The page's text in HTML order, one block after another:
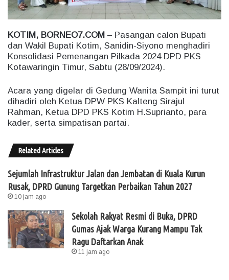
KOTIM, BORNEO7.COM – Pasangan calon Bupati
dan Wakil Bupati Kotim, Sanidin-Siyono menghadiri
Konsolidasi Pemenangan Pilkada 2024 DPD PKS
Kotawaringin Timur, Sabtu (28/09/2024).
Acara yang digelar di Gedung Wanita Sampit ini turut
dihadiri oleh Ketua DPW PKS Kalteng Sirajul
Rahman, Ketua DPD PKS Kotim H.Suprianto, para
kader, serta simpatisan partai.
Related Articles
Sejumlah Infrastruktur Jalan dan Jembatan di Kuala Kurun
Rusak, DPRD Gunung Targetkan Perbaikan Tahun 2027
10 jam ago
Sekolah Rakyat Resmi di Buka, DPRD
Gumas Ajak Warga Kurang Mampu Tak
Ragu Daftarkan Anak
11 jam ago